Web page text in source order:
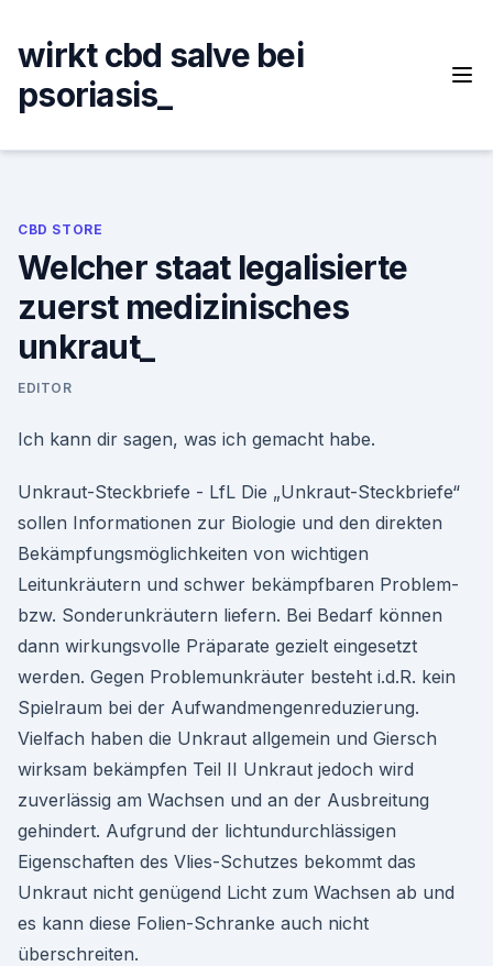
content
wirkt cbd salve bei
psoriasis_
CBD STORE
Welcher staat legalisierte
zuerst medizinisches
unkraut_
EDITOR
Ich kann dir sagen, was ich gemacht habe.
Unkraut-Steckbriefe - LfL Die „Unkraut-Steckbriefe“
sollen Informationen zur Biologie und den direkten
Bekämpfungsmöglichkeiten von wichtigen
Leitunkräutern und schwer bekämpfbaren Problem-
bzw. Sonderunkräutern liefern. Bei Bedarf können
dann wirkungsvolle Präparate gezielt eingesetzt
werden. Gegen Problemunkräuter besteht i.d.R. kein
Spielraum bei der Aufwandmengenreduzierung.
Vielfach haben die Unkraut allgemein und Giersch
wirksam bekämpfen Teil II Unkraut jedoch wird
zuverlässig am Wachsen und an der Ausbreitung
gehindert. Aufgrund der lichtundurchlässigen
Eigenschaften des Vlies-Schutzes bekommt das
Unkraut nicht genügend Licht zum Wachsen ab und
es kann diese Folien-Schranke auch nicht
überschreiten.